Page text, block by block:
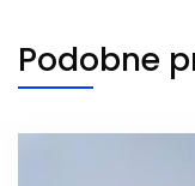
Podobne